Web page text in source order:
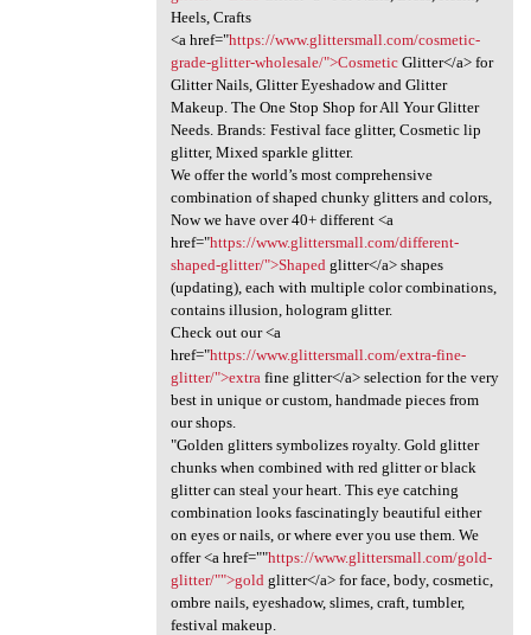
Heels, Crafts
<a href="https://www.glittersmall.com/cosmetic-
grade-glitter-wholesale/">CosmeticGlitter</a> for
Glitter Nails, Glitter Eyeshadow and Glitter
Makeup. The One Stop Shop for All Your Glitter
Needs. Brands: Festival face glitter, Cosmetic lip
glitter, Mixed sparkle glitter.
We offer the world’s most comprehensive
combination of shaped chunky glitters and colors,
Now we have over 40+ different <a
href="https://www.glittersmall.com/different-
shaped-glitter/">Shaped glitter</a> shapes
(updating), each with multiple color combinations,
contains illusion, hologram glitter.
Check out our <a
href="https://www.glittersmall.com/extra-fine-
glitter/">extra fine glitter</a> selection for the very
best in unique or custom, handmade pieces from
our shops.
"Golden glitters symbolizes royalty. Gold glitter
chunks when combined with red glitter or black
glitter can steal your heart. This eye catching
combination looks fascinatingly beautiful either
on eyes or nails, or where ever you use them. We
offer <a href=""https://www.glittersmall.com/gold-
glitter/"">gold glitter</a> for face, body, cosmetic,
ombre nails, eyeshadow, slimes, craft, tumbler,
festival makeup.